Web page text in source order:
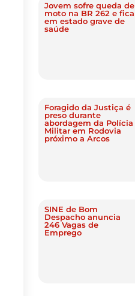
Jovem sofre queda de
moto na BR 262 e fica
em estado grave de
saúde
Foragido da Justiça é
preso durante
abordagem da Polícia
Militar em Rodovia
próximo a Arcos
SINE de Bom
Despacho anuncia
246 Vagas de
Emprego